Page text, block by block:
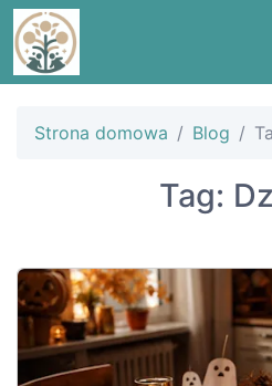
Strona domowa Blog
Tag: